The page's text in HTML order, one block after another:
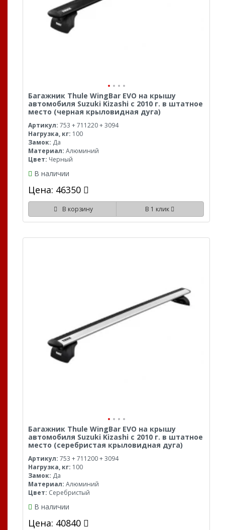
Багажник Thule WingBar EVO на крышу
автомобиля Suzuki Kizashi с 2010 г. в штатное
место (черная крыловидная дуга)
Артикул: 753 + 711220 + 3094
Нагрузка, кг: 100
Замок: Да
Материал: Алюминий
Цвет: Черный
В наличии
Цена: 46350
В корзину В 1 клик
Багажник Thule WingBar EVO на крышу
автомобиля Suzuki Kizashi с 2010 г. в штатное
место (серебристая крыловидная дуга)
Артикул: 753 + 711200 + 3094
Нагрузка, кг: 100
Замок: Да
Материал: Алюминий
Цвет: Серебристый
В наличии
Цена: 40840